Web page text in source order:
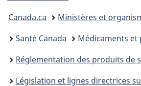
Vous
êtes
ici :
Canada.ca
Ministères et
Santé Canada
Médicaments
Réglementation des produits de santé naturels et des médicaments
Législation et lignes directrices sur les